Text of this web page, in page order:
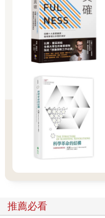
劉義真在西北，最後把西
代有數的幾個猛人，對劉裕
想不到母親現在居然提這件
母親妳只看到表面。我讓義
的事全由我說了算。道鄰年
務，人家會看輕他的。」他
第二號功臣就是徐羨之這
到了這個時候，劉裕終於發
穆之為南康郡公，追封王鎮
死，他肯定是痛在心裡，但
還有理由公開抒發一把自己
著，肯定是我治國的好幫手
不幸。沒有了劉穆之，人家
之不死，當助我治天下。可
死，人輕易我。
這些哀嘆沒有錯，但他卻沒
的，是誰導致了王鎮惡等一大
推薦必看